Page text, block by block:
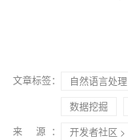
文章标签： 自然语言处理
数据挖掘
来 源：
开发者社区 >